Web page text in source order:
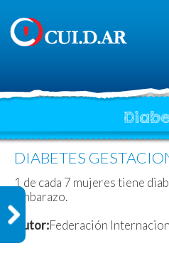
DIABETES
1 de cada 7 mujeres tiene
embarazo.
Autor:Federación